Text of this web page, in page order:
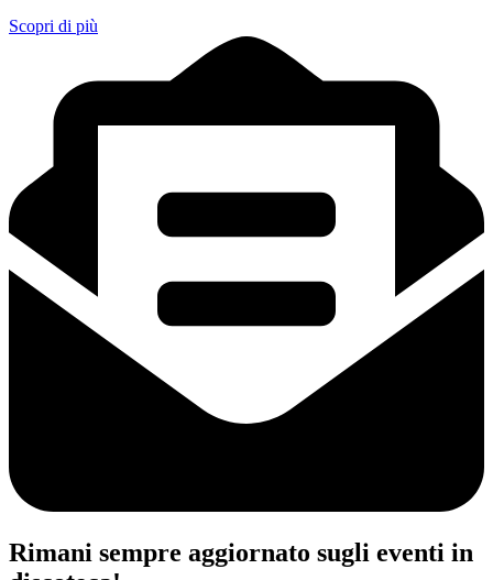
Scopri di più
Rimani sempre aggiornato sugli eventi in